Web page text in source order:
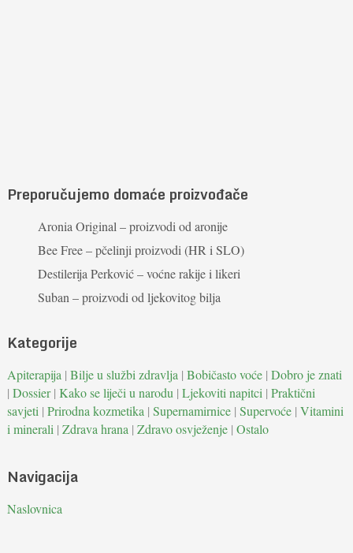
Preporučujemo domaće proizvođače
Aronia Original – proizvodi od aronije
Bee Free – pčelinji proizvodi (HR i SLO)
Destilerija Perković – voćne rakije i likeri
Suban – proizvodi od ljekovitog bilja
Kategorije
Apiterapija | Bilje u službi zdravlja | Bobičasto voće| Dobro je znati
| Dossier| Kako se liječi u narodu | Ljekoviti napitci | Praktični
savjeti | Prirodna kozmetika | Supernamirnice| Supervoće| Vitamini
i minerali | Zdrava hrana | Zdravo osvježenje| Ostalo
Navigacija
Naslovnica